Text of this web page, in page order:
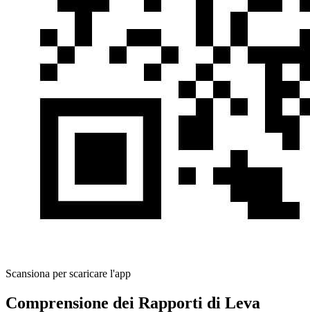
Scansiona per scaricare l'app
Comprensione dei Rapporti di Leva